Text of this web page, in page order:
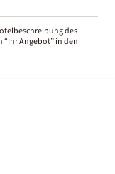
des
“Ihr Angebot” in den